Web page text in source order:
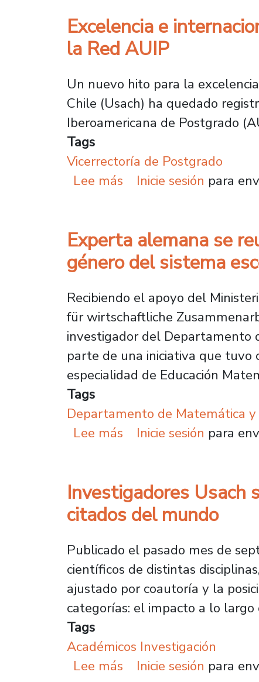
Excelencia e
la Red AUIP
Un nuevo hito para la
Chile (Usach) ha quedado
Iberoamericana de Postgrado
Tags
Vicerrectoría de Postgrado
Lee más sobre Excelencia e
Inicie sesión para
Experta alemana se
género del sistema
Recibiendo el apoyo del
für wirtschaftliche
investigador del Departamento
parte de una iniciativa que tuvo
especialidad de Educación
Tags
Departamento de Matemática y
Lee más sobre Experta
Inicie sesión para
Investigadores Usach
citados del mundo
Publicado el pasado mes de
científicos de distintas
ajustado por coautoría y la
categorías: el impacto a lo
Tags
Académicos Investigación
Lee más sobre Investigadores
Inicie sesión para